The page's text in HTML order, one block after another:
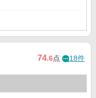
74.6点 18件